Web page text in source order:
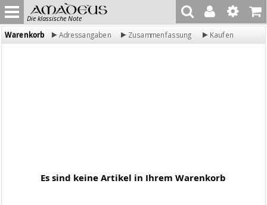
Die klassische Note
Warenkorb Adressangaben Zusammenfassung Kaufen
Es sind keine Artikel in Ihrem Warenkorb